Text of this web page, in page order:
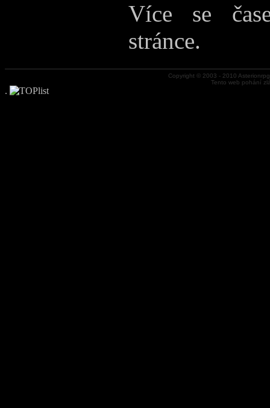
Více se
stránce.
Copyright © 2003 - 2010
Tento web pohání
.